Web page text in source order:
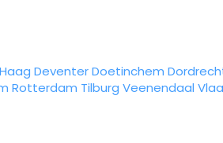
DeventerDoetinchem
Rotterdam Tilburg Veenendaal